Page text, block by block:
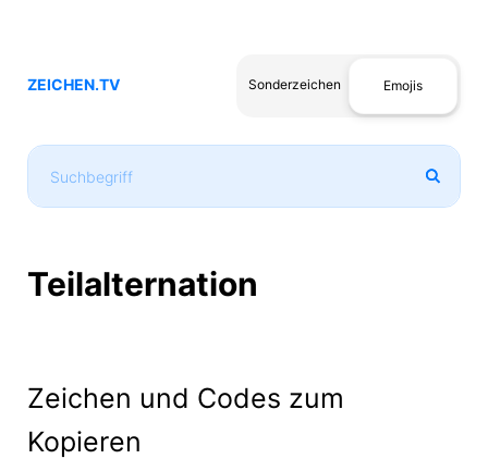
ZEICHEN.TV Sonderzeichen Emojis
Teilalternation
Zeichen und Codes zum
Kopieren